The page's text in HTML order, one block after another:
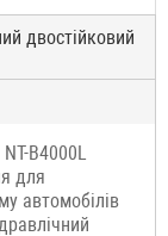
двостійковий
B4000L
для
автомобілів